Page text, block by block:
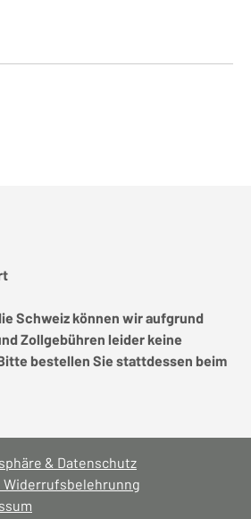
Schweiz können wir aufgrund
Zollgebühren leider keine
bestellen Sie stattdessen beim
& Datenschutz
Widerrufsbelehrunng